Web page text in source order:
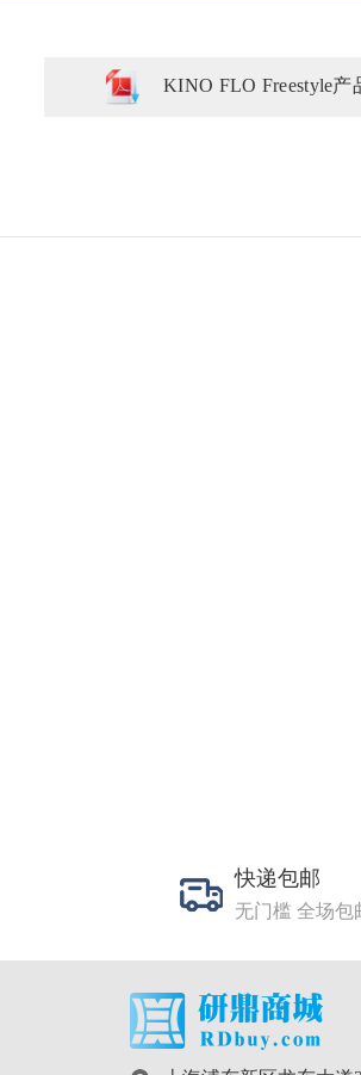
KINO FLO Freestyle产
快递包邮
无门槛 全场包